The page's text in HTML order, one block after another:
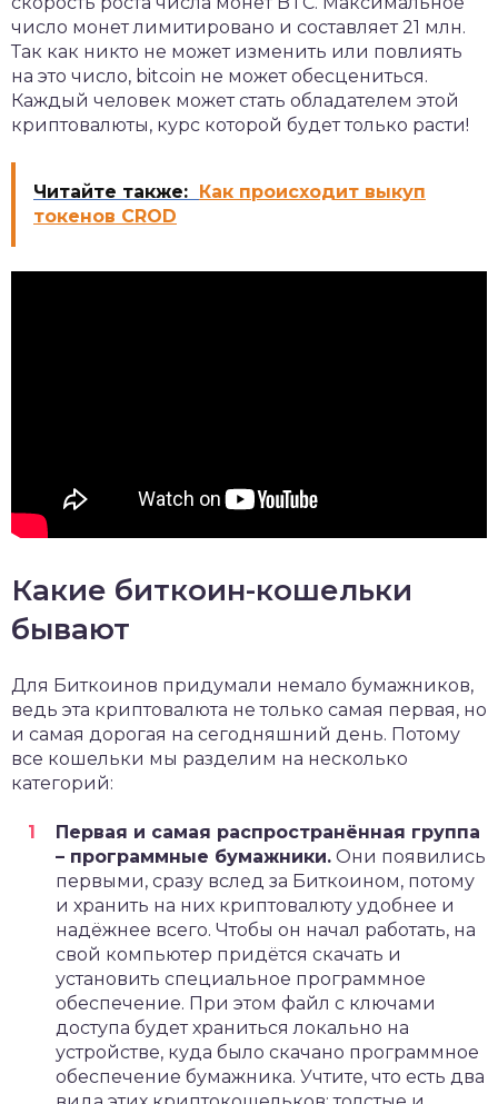
число монет лимитировано и составляет 21 млн.
Так как никто не может изменить или повлиять
на это число, bitcoin не может обесцениться.
Каждый человек может стать обладателем этой
криптовалюты, курс которой будет только расти!
Читайте также: Как происходит выкуп
токенов CROD
Какие биткоин-кошельки
бывают
Для Биткоинов придумали немало бумажников,
ведь эта криптовалюта не только самая первая, но
и самая дорогая на сегодняшний день. Потому
все кошельки мы разделим на несколько
категорий:
Первая и самая распространённая группа
– программные бумажники. Они появились
первыми, сразу вслед за Биткоином, потому
и хранить на них криптовалюту удобнее и
надёжнее всего. Чтобы он начал работать, на
свой компьютер придётся скачать и
установить специальное программное
обеспечение. При этом файл с ключами
доступа будет храниться локально на
устройстве, куда было скачано программное
обеспечение бумажника. Учтите, что есть два